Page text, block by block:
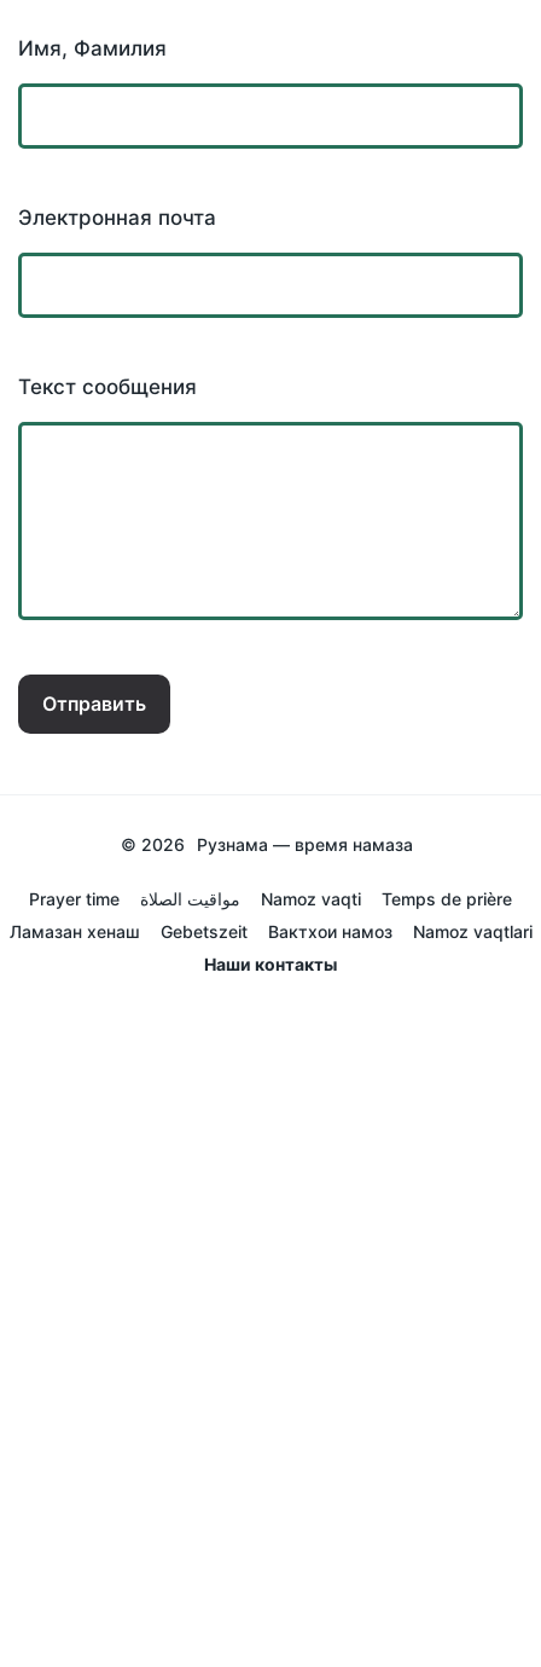
Имя, Фамилия
Электронная почта
Текст сообщения
Отправить
© 2026 Рузнама — время намаза
Prayer time مواقيت الصلاة Namoz vaqti
Temps de prière
Ламазан хенаш
Gebetszeit Вактхои намоз
Namoz vaqtlari
Наши контакты